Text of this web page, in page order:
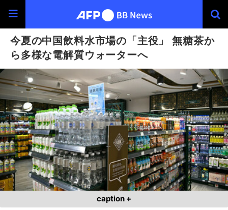
今夏の中国飲料水市場の「主役」 無糖茶か
ら多様な電解質ウォーターへ
caption +